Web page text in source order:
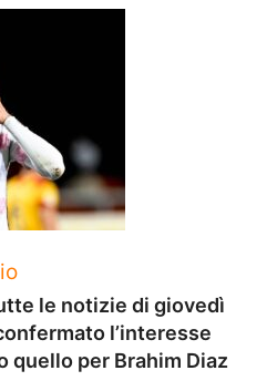
le notizie di giovedì
l’interesse
quello per Brahim Diaz